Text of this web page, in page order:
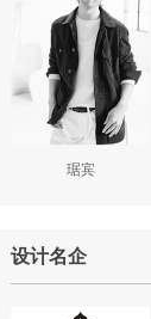
琚宾
设计名企